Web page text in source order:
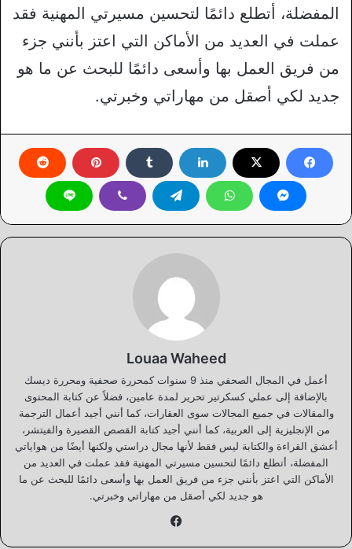
المفضلة، أتطلع دائمًا لتحسين مسيرتي المهنية فقد
عملت في العديد من الأماكن التي اعتز بأنني جزء
من فريق العمل بها وأسعى دائمًا للبحث عن ما هو
جديد لكي أصقل من مهاراتي وخبرتي.
Louaa Waheed
أعمل في المجال الصحفي منذ 9 سنوات كمحررة صحفية ومحررة ديسك
بالإضافة إلى عملي كسكرتير تحرير لمدة عامين، فضلاً عن كتابة المحتوى
والمقالات في جميع المجالات سوى العقارات، كما أنني أجيد أعمال الترجمة
من الإنجليزية إلى العربية، كما أنني أجيد كتابة القصص القصيرة والفيتشر،
أعشق القراءة والكتابة ليس فقط لأنها مجال دراستي ولكنها أيضًا من هواياتي
المفضلة، أتطلع دائمًا لتحسين مسيرتي المهنية فقد عملت في العديد من
الأماكن التي اعتز بأنني جزء من فريق العمل بها وأسعى دائمًا للبحث عن ما
هو جديد لكي أصقل من مهاراتي وخبرتي.